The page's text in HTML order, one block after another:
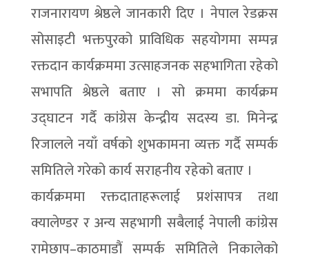
राजनारायण श्रेष्ठले जानकारी दिए । नेपाल रेडक्रस
सोसाइटी भक्तपुरको प्राविधिक सहयोगमा सम्पन्न
रक्तदान कार्यक्रममा उत्साहजनक सहभागिता रहेको
सभापति श्रेष्ठले बताए । सो क्रममा कार्यक्रम
उद्घाटन गर्दै कांग्रेस केन्द्रीय सदस्य डा. मिनेन्द्र
रिजालले नयाँ वर्षको शुभकामना व्यक्त गर्दै सम्पर्क
समितिले गरेको कार्य सराहनीय रहेको बताए ।
कार्यक्रममा रक्तदाताहरूलाई प्रशंसापत्र तथा
क्यालेण्डर र अन्य सहभागी सबैलाई नेपाली कांग्रेस
रामेछाप–काठमाडौं सम्पर्क समितिले निकालेको